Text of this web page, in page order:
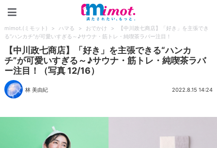
mimot.(ミモット) > ハマる > おでかけ >
【中川政七商店】「好き」を主張でき
る“ハンカチ”が可愛いすぎる～♪サウナ・筋トレ・純喫茶ラバー注目！
【中川政七商店】「好き」を主張できる“ハンカ
チ”が可愛いすぎる～♪サウナ・筋トレ・純喫茶ラバ
ー注目！（写真 12/16）
林 美由紀 2022.8.15 14:24